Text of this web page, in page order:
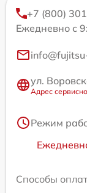
+7 (800)
Ежедневно с
ул.
Адрес
Режим
Способы